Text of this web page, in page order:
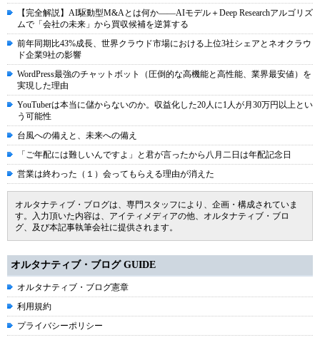
【完全解説】AI駆動型M&Aとは何か――AIモデル＋Deep Researchアルゴリズ
ムで「会社の未来」から買収候補を逆算する
前年同期比43%成長、世界クラウド市場における上位3社シェアとネオクラウ
ド企業9社の影響
WordPress最強のチャットボット（圧倒的な高機能と高性能、業界最安値）を
実現した理由
YouTuberは本当に儲からないのか。収益化した20人に1人が月30万円以上とい
う可能性
台風への備えと、未来への備え
「ご年配には難しいんですよ」と君が言ったから八月二日は年配記念日
営業は終わった（１）会ってもらえる理由が消えた
オルタナティブ・ブログは、専門スタッフにより、企画・構成されていま
す。入力頂いた内容は、アイティメディアの他、オルタナティブ・ブロ
グ、及び本記事執筆会社に提供されます。
オルタナティブ・ブログ GUIDE
オルタナティブ・ブログ憲章
利用規約
プライバシーポリシー